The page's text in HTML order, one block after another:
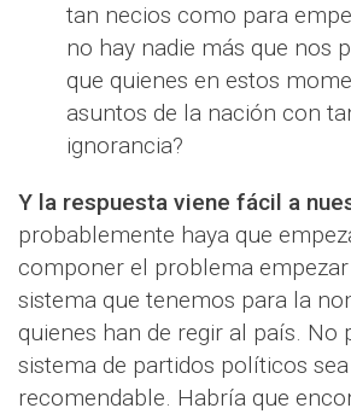
tan necios como para
no hay nadie más que nos
que quienes en estos
asuntos de la nación con
ignorancia?
Y la respuesta viene fácil a
probablemente haya que
componer el problema
sistema que tenemos para la
quienes han de regir al país. No
sistema de partidos políticos
recomendable. Habría que